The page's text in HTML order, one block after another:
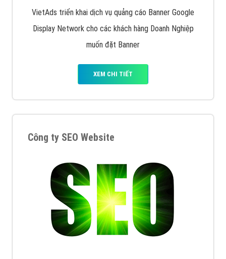
VietAds triển khai dịch vụ quảng cáo Banner Google
Display Network cho các khách hàng Doanh Nghiệp
muốn đặt Banner
XEM CHI TIẾT
Công ty SEO Website